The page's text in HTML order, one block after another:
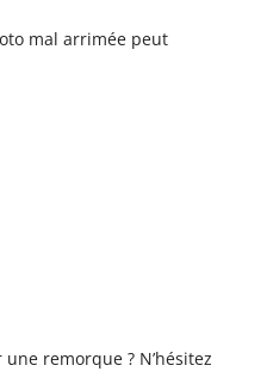
mal arrimée peut
remorque ? N’hésitez